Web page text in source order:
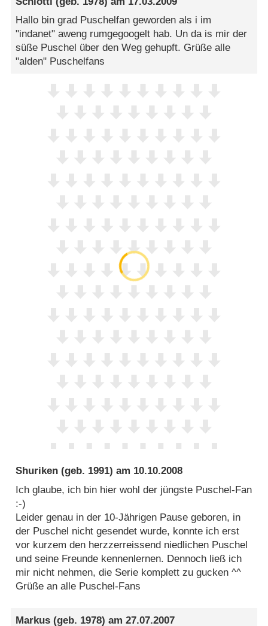
Hallo bin grad Puschelfan geworden als i im
"indanet" aweng rumgegoogelt hab. Un da is mir der
süße Puschel über den Weg gehupft. Grüße alle
"alden" Puschelfans
Shuriken (geb. 1991) am 10.10.2008
Ich glaube, ich bin hier wohl der jüngste Puschel-Fan
:-)
Leider genau in der 10-Jährigen Pause geboren, in
der Puschel nicht gesendet wurde, konnte ich erst
vor kurzem den herzzerreissend niedlichen Puschel
und seine Freunde kennenlernen. Dennoch ließ ich
mir nicht nehmen, die Serie komplett zu gucken ^^
Grüße an alle Puschel-Fans
Markus (geb. 1978) am27.07.2007